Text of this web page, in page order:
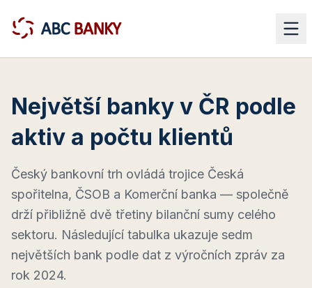
Největší banky v ČR podle
aktiv a počtu klientů
Český bankovní trh ovládá trojice Česká
spořitelna, ČSOB a Komerční banka — společně
drží přibližně dvě třetiny bilanční sumy celého
sektoru. Následující tabulka ukazuje sedm
největších bank podle dat z výročních zpráv za
rok 2024.